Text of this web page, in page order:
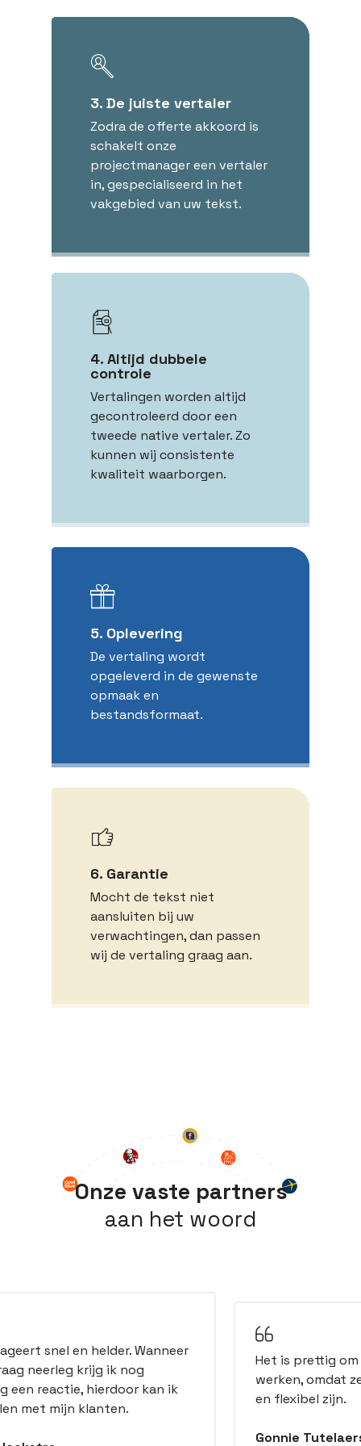
3. De juiste vertaler
Zodra de offerte akkoord is
schakelt onze
projectmanager een vertaler
in, gespecialiseerd in het
vakgebied van uw tekst.
4. Altijd dubbele
controle
Vertalingen worden altijd
gecontroleerd door een
tweede native vertaler. Zo
kunnen wij consistente
kwaliteit waarborgen.
5. Oplevering
De vertaling wordt
opgeleverd in de gewenste
opmaak en
bestandsformaat.
6. Garantie
Mocht de tekst niet
aansluiten bij uw
verwachtingen, dan passen
wij de vertaling graag aan.
Onze vaste partners
aan het woord
snel en helder. Wanneer
neerleg krijg ik nog
reactie, hierdoor kan ik
met mijn klanten.
Het is prettig om
werken, omdat ze
en flexibel zijn.
Gonnie Tutelaers